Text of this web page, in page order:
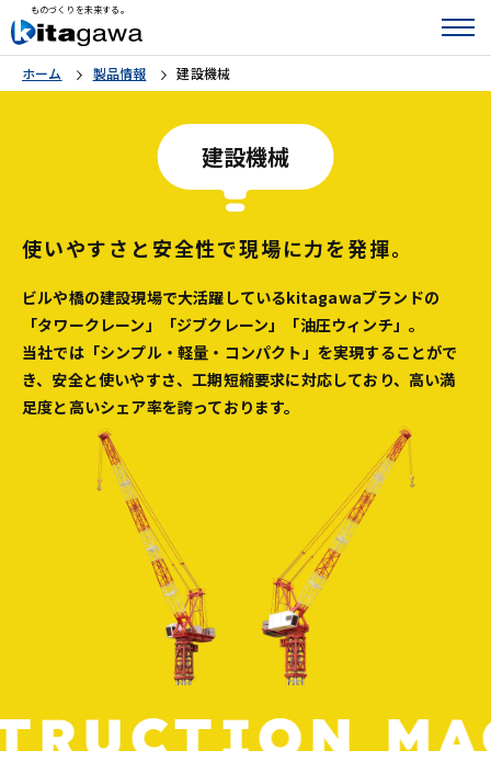
ものづくりを未来する。
ホーム 製品情報 建設機械
建設機械
使いやすさと安全性で現場に力を発揮。
ビルや橋の建設現場で大活躍しているkitagawaブランドの
「タワークレーン」「ジブクレーン」「油圧ウィンチ」。
当社では「シンプル・軽量・コンパクト」を実現することがで
き、安全と使いやすさ、工期短縮要求に対応しており、高い満
足度と高いシェア率を誇っております。